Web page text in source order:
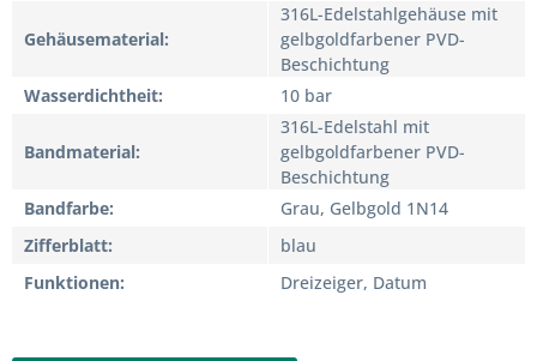
Gehäusematerial
316L-Edelstahlgehäuse mit
gelbgoldfarbener PVD-
Beschichtung
Wasserdichtheit
10 bar
Bandmaterial
316L-Edelstahl mit
gelbgoldfarbener PVD-
Beschichtung
Bandfarbe
Grau, Gelbgold 1N14
Zifferblatt
blau
Funktionen
Dreizeiger, Datum